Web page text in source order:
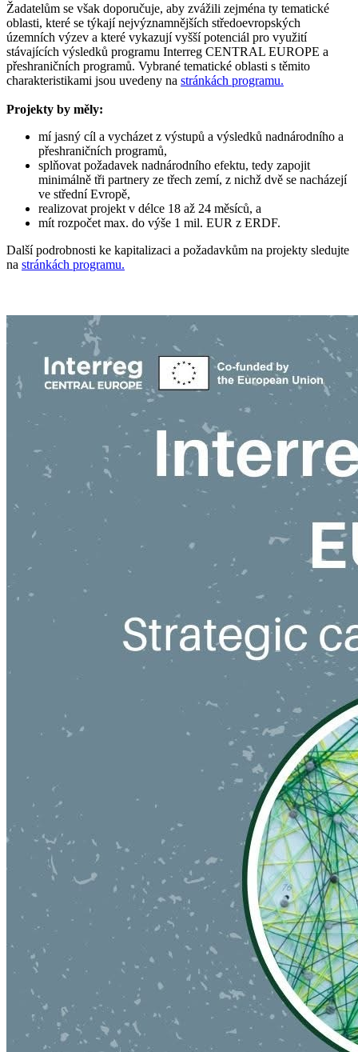
Žadatelům se však doporučuje, aby zvážili zejména ty tematické
oblasti, které se týkají nejvýznamnějších středoevropských
územních výzev a které vykazují vyšší potenciál pro využití
stávajících výsledků programu Interreg CENTRAL EUROPE a
přeshraničních programů. Vybrané tematické oblasti s těmito
charakteristikami jsou uvedeny na stránkách programu.
Projekty by měly:
mí jasný cíl a vycházet z výstupů a výsledků nadnárodního a
přeshraničních programů,
splňovat požadavek nadnárodního efektu, tedy zapojit
minimálně tři partnery ze třech zemí, z nichž dvě se nacházejí
ve střední Evropě,
realizovat projekt v délce 18 až 24 měsíců, a
mít rozpočet max. do výše 1 mil. EUR z ERDF.
Další podrobnosti ke kapitalizaci a požadavkům na projekty sledujte
na stránkách programu.